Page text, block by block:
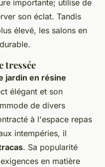
importante; utilise de
son éclat. Tandis
élevé, les salons en
tressée
jardin en résine
élégant et son
de divers
à l'espace repas
intempéries, il
. Sa popularité
en matière